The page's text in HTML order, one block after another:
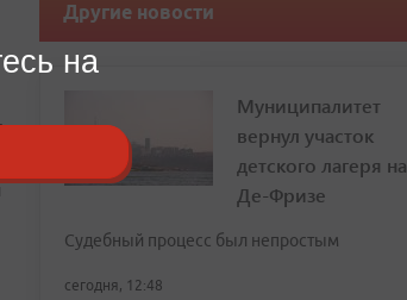
Другие новости
Муниципалитет
вернул участок
детского лагеря на
Де-Фризе
Судебный процесс был непростым
сегодня, 12:48
на